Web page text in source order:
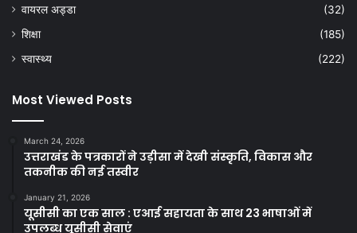
वायरल अड्डा
(32)
शिक्षा
(185)
स्वास्थ्य
(222)
Most Viewed Posts
March 24, 2026
उत्तराखंड के पत्रकारों ने उड़ीसा में देखी संस्कृति, विकास और
तकनीक की नई तस्वीर
January 21, 2026
यूसीसी का एक साल : एआई सहायता के साथ 23 भाषाओं में
उपलब्ध यूसीसी सेवाएं